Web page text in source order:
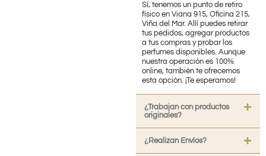
Sí, tenemos un punto de retiro
físico en Viana 915, Oficina 215,
Viña del Mar. Allí puedes retirar
tus pedidos, agregar productos
a tus compras y probar los
perfumes disponibles. Aunque
nuestra operación es 100%
online, también te ofrecemos
esta opción. ¡Te esperamos!
¿Trabajan con productos
originales?
¿Realizan Envíos?